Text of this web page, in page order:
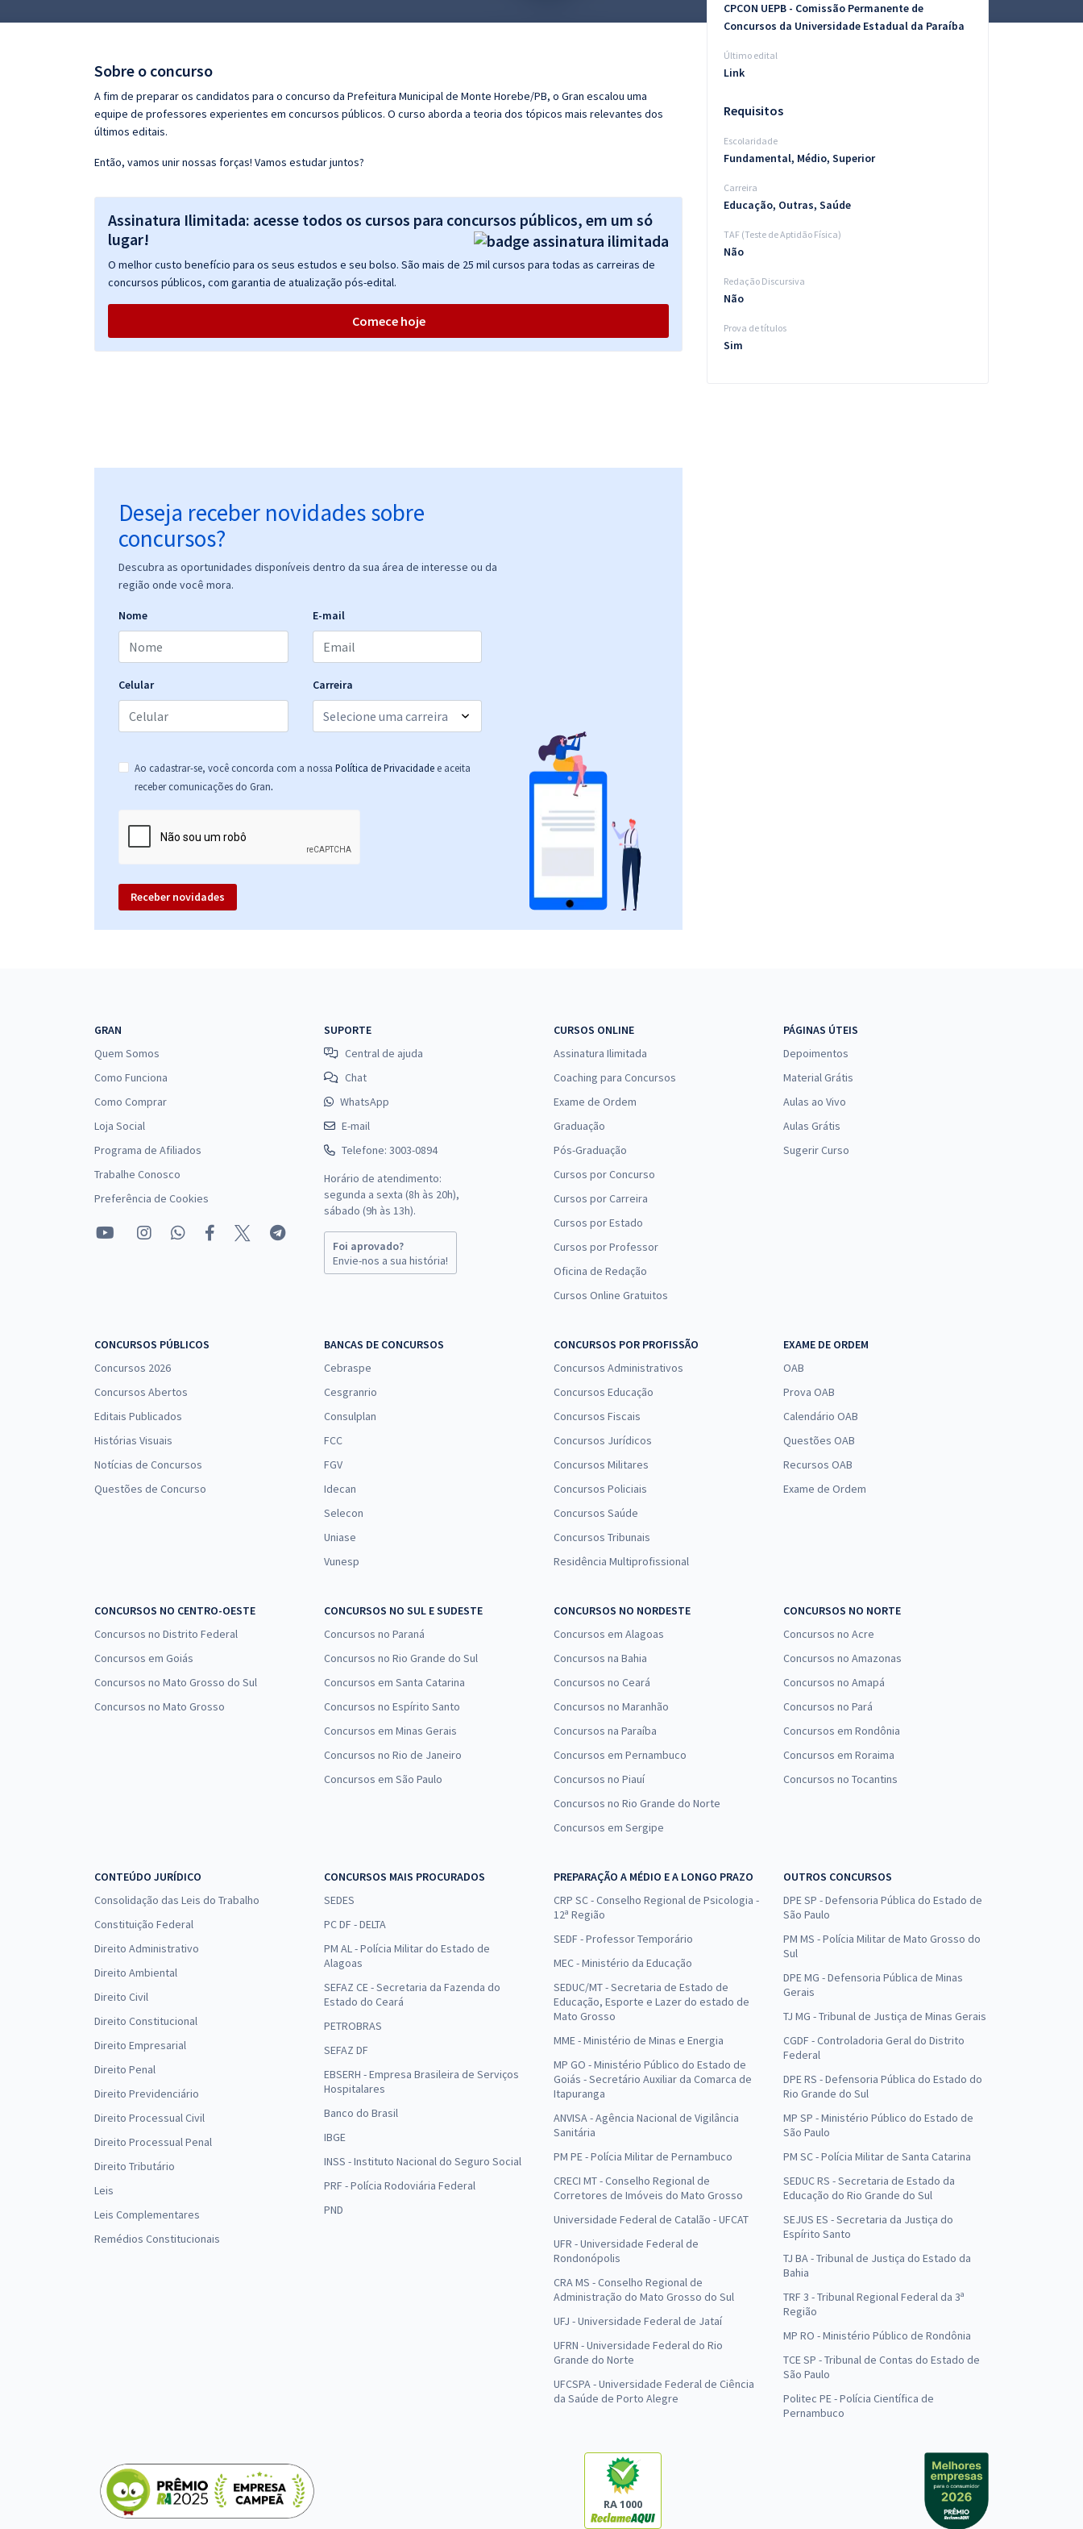
Questões grátis
Conteúdo gratuito
Sobre o concurso
A fim de preparar os candidatos para o concurso da Prefeitura Municipal de Monte Horebe/PB, o Gran escalou uma
equipe de professores experientes em concursos públicos. O curso aborda a teoria dos tópicos mais relevantes dos
últimos editais.
Então, vamos unir nossas forças! Vamos estudar juntos?
Assinatura Ilimitada: acesse todos os cursos para concursos públicos, em um só
lugar!
O melhor custo benefício para os seus estudos e seu bolso. São mais de 25 mil cursos para todas as carreiras de
concursos públicos, com garantia de atualização pós-edital.
Comece hoje
Deseja receber novidades sobre
concursos?
Descubra as oportunidades disponíveis dentro da sua área de interesse ou da
região onde você mora.
Nome E-mail
Celular Carreira
Ao cadastrar-se, você concorda com a nossa Política de Privacidade e aceita
receber comunicações do Gran.
Receber novidades
CPCON UEPB - Comissão Permanente de
Concursos da Universidade Estadual da Paraíba
Último edital
Link
Requisitos
Escolaridade
Fundamental, Médio, Superior
Carreira
Educação, Outras, Saúde
TAF (Teste de Aptidão Física)
Não
Redação Discursiva
Não
Prova de títulos
Sim
GRAN
Quem Somos
Como Funciona
Como Comprar
Loja Social
Programa de Afiliados
Trabalhe Conosco
Preferência de Cookies
SUPORTE
Central de ajuda
Chat
WhatsApp
E-mail
Telefone: 3003-0894
Horário de atendimento:
segunda a sexta (8h às 20h),
sábado (9h às 13h).
Foi aprovado?
Envie-nos a sua história!
CURSOS ONLINE
Assinatura Ilimitada
Coaching para Concursos
Exame de Ordem
Graduação
Pós-Graduação
Cursos por Concurso
Cursos por Carreira
Cursos por Estado
Cursos por Professor
Oficina de Redação
Cursos Online Gratuitos
PÁGINAS ÚTEIS
Depoimentos
Material Grátis
Aulas ao Vivo
Aulas Grátis
Sugerir Curso
CONCURSOS PÚBLICOS
Concursos 2026
Concursos Abertos
Editais Publicados
Histórias Visuais
Notícias de Concursos
Questões de Concurso
BANCAS DE CONCURSOS
Cebraspe
Cesgranrio
Consulplan
FCC
FGV
Idecan
Selecon
Uniase
Vunesp
CONCURSOS POR PROFISSÃO
Concursos Administrativos
Concursos Educação
Concursos Fiscais
Concursos Jurídicos
Concursos Militares
Concursos Policiais
Concursos Saúde
Concursos Tribunais
Residência Multiprofissional
EXAME DE ORDEM
OAB
Prova OAB
Calendário OAB
Questões OAB
Recursos OAB
Exame de Ordem
CONCURSOS NO CENTRO-OESTE
Concursos no Distrito Federal
Concursos em Goiás
Concursos no Mato Grosso do Sul
Concursos no Mato Grosso
CONCURSOS NO SUL E SUDESTE
Concursos no Paraná
Concursos no Rio Grande do Sul
Concursos em Santa Catarina
Concursos no Espírito Santo
Concursos em Minas Gerais
Concursos no Rio de Janeiro
Concursos em São Paulo
CONCURSOS NO NORDESTE
Concursos em Alagoas
Concursos na Bahia
Concursos no Ceará
Concursos no Maranhão
Concursos na Paraíba
Concursos em Pernambuco
Concursos no Piauí
Concursos no Rio Grande do Norte
Concursos em Sergipe
CONCURSOS NO NORTE
Concursos no Acre
Concursos no Amazonas
Concursos no Amapá
Concursos no Pará
Concursos em Rondônia
Concursos em Roraima
Concursos no Tocantins
CONTEÚDO JURÍDICO
Consolidação das Leis do Trabalho
Constituição Federal
Direito Administrativo
Direito Ambiental
Direito Civil
Direito Constitucional
Direito Empresarial
Direito Penal
Direito Previdenciário
Direito Processual Civil
Direito Processual Penal
Direito Tributário
Leis
Leis Complementares
Remédios Constitucionais
CONCURSOS MAIS PROCURADOS
SEDES
PC DF - DELTA
PM AL - Polícia Militar do Estado de
Alagoas
SEFAZ CE - Secretaria da Fazenda do
Estado do Ceará
PETROBRAS
SEFAZ DF
EBSERH - Empresa Brasileira de Serviços
Hospitalares
Banco do Brasil
IBGE
INSS - Instituto Nacional do Seguro Social
PRF - Polícia Rodoviária Federal
PND
PREPARAÇÃO A MÉDIO E A LONGO PRAZO
CRP SC - Conselho Regional de Psicologia -
12ª Região
SEDF - Professor Temporário
MEC - Ministério da Educação
SEDUC/MT - Secretaria de Estado de
Educação, Esporte e Lazer do estado de
Mato Grosso
MME - Ministério de Minas e Energia
MP GO - Ministério Público do Estado de
Goiás - Secretário Auxiliar da Comarca de
Itapuranga
ANVISA - Agência Nacional de Vigilância
Sanitária
PM PE - Polícia Militar de Pernambuco
CRECI MT - Conselho Regional de
Corretores de Imóveis do Mato Grosso
Universidade Federal de Catalão - UFCAT
UFR - Universidade Federal de
Rondonópolis
CRA MS - Conselho Regional de
Administração do Mato Grosso do Sul
UFJ - Universidade Federal de Jataí
UFRN - Universidade Federal do Rio
Grande do Norte
UFCSPA - Universidade Federal de Ciência
da Saúde de Porto Alegre
OUTROS CONCURSOS
DPE SP - Defensoria Pública do Estado de
São Paulo
PM MS - Polícia Militar de Mato Grosso do
Sul
DPE MG - Defensoria Pública de Minas
Gerais
TJ MG - Tribunal de Justiça de Minas Gerais
CGDF - Controladoria Geral do Distrito
Federal
DPE RS - Defensoria Pública do Estado do
Rio Grande do Sul
MP SP - Ministério Público do Estado de
São Paulo
PM SC - Polícia Militar de Santa Catarina
SEDUC RS - Secretaria de Estado da
Educação do Rio Grande do Sul
SEJUS ES - Secretaria da Justiça do
Espírito Santo
TJ BA - Tribunal de Justiça do Estado da
Bahia
TRF 3 - Tribunal Regional Federal da 3ª
Região
MP RO - Ministério Público de Rondônia
TCE SP - Tribunal de Contas do Estado de
São Paulo
Politec PE - Polícia Científica de
Pernambuco
RA 1000